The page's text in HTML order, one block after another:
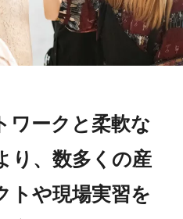
ワークと柔軟な
り、数多くの産
トや現場実習を